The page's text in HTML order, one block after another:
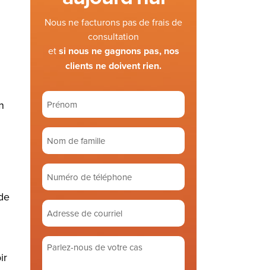
Nous ne facturons pas de frais de
consultation
etsi nous ne gagnons pas, nos
clients ne doivent rien.
Prénom
(Required)
Nom
de
famille
(Required)
Numéro
de
téléphone
Adresse
de
courriel
(Required)
Parlez-